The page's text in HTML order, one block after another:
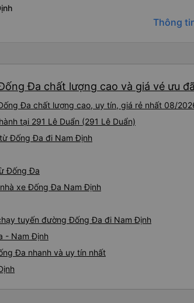
Thông
Đa chất lượng cao và giá vé ưu
Đa chất lượng cao, uy tín, giá rẻ nhất 08/
tại 291 Lê Duẩn (291 Lê Duẩn)
Đống Đa đi Nam Định
Đống Đa
xe Đống Đa Nam Định
tuyến đường Đống Đa đi Nam Định
- Nam Định
Đa nhanh và uy tín nhất